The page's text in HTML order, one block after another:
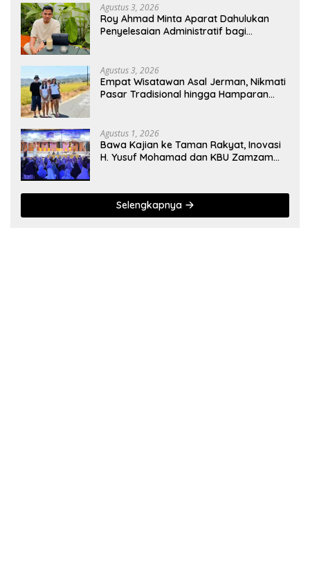
Agustus 3, 2026
Roy Ahmad Minta Aparat Dahulukan
Penyelesaian Administratif bagi
Agustus 3, 2026
Empat Wisatawan Asal Jerman, Nikmati
Pasar Tradisional hingga Hamparan
Agustus 1, 2026
Bawa Kajian ke Taman Rakyat, Inovasi
H. Yusuf Mohamad dan KBU Zamzam
Selengkapnya